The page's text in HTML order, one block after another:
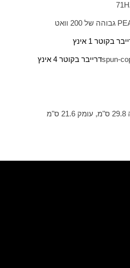
71
גבוהה של 200 וואט
בקוטר 1 אינץ
spun-דרייבר בקוטר 4 אינץ